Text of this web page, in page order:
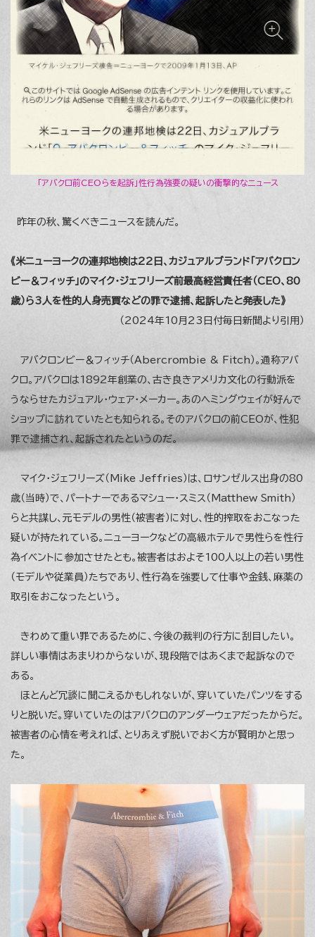
「アバクロ前CEOらを起訴」性行為強要の疑いの衝撃的なニュース
昨年の秋、驚くべきニュースを読んだ。
《米ニューヨークの連邦地検は22日、カジュアルブランド「アバクロン
ビー＆フィッチ」のマイク・ジェフリーズ前最高経営責任者（CEO、80
歳）ら3人を性的人身売買などの罪で逮捕、起訴したと発表した》
（2024年10月23日付毎日新聞より引用）
アバクロンビー＆フィッチ（Abercrombie & Fitch）。通称アバ
クロ。アバクロは1892年創業の、古き良きアメリカ文化の行動派を
うならせたカジュアル・ウェア・メーカー。あのヘミングウェイが好んで
ショップに訪れていたとも知られる。そのアバクロの前CEOが、性犯
罪で逮捕され、起訴されたというのだ。
マイク・ジェフリーズ（Mike Jeffries）は、ロサンゼルス出身の80
歳（当時）で、パートナーであるマシュー・スミス（Matthew Smith）
らと共謀し、元モデルの男性（被害者）に対し、性的搾取をおこなった
疑いが持たれている。ニューヨークなどの高級ホテルで男性らを性行
為イベントに参加させたとも。被害者はおよそ100人以上の若い男性
（モデルや従業員）たちであり、性行為を強要して仕事や金銭、麻薬の
取引をおこなったという。
きわめて重い罪であるために、今後の裁判の行方に刮目したい。
詳しい事情はあまりわからないが、現段階ではあくまで起訴なので
ある。
ほとんど冗談に聞こえるかもしれないが、穿いていたパンツをする
りと脱いだ。穿いていたのはアバクロのアンダーウェアだったからだ。
被害者の心情を考えれば、とりあえず脱いでおく方が賢明かと思っ
た。